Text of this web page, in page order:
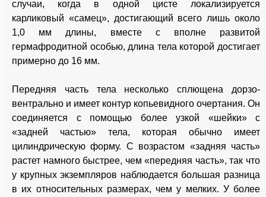
случаи, когда в одной цисте локализируется
карликовый «самец», достигающий всего лишь около
1,0 мм длины, вместе с вполне развитой
гермафродитной особью, длина тела которой достигает
примерно до 16 мм.
Передняя часть тела несколько сплющена дорзо-
вентрально и имеет контур копьевидного очертания. Он
соединяется с помощью более узкой «шейки» с
«задней частью» тела, которая обычно имеет
цилиндрическую форму. С возрастом «задняя часть»
растет намного быстрее, чем «передняя часть», так что
у крупных экземпляров наблюдается большая разница
в их относительных размерах, чем у мелких. У более